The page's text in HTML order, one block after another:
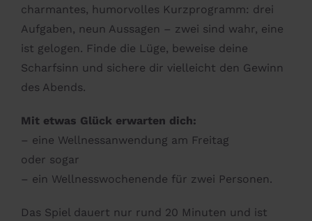
charmantes, humorvolles Kurzprogramm: drei
Aufgaben, neun Aussagen – zwei sind wahr, eine
ist gelogen. Finde die Lüge, beweise deine
Scharfsinn und sichere dir vielleicht den Gewinn
des Abends.
Mit etwas Glück erwarten dich:
– eine Wellnessanwendung am Freitag
oder sogar
– ein Wellnesswochenende für zwei Personen.
Das Spiel dauert nur rund 20 Minuten und ist